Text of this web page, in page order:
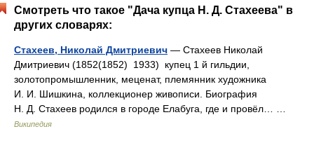
Смотреть что такое "Дача купца Н. Д. Стахеева" в
других словарях:
Стахеев, Николай Дмитриевич — Стахеев Николай
Дмитриевич (1852(1852) 1933) купец 1 й гильдии,
золотопромышленник, меценат, племянник художника
И. И. Шишкина, коллекционер живописи. Биография
Н. Д. Стахеев родился в городе Елабуга, где и провёл… …
Википедия